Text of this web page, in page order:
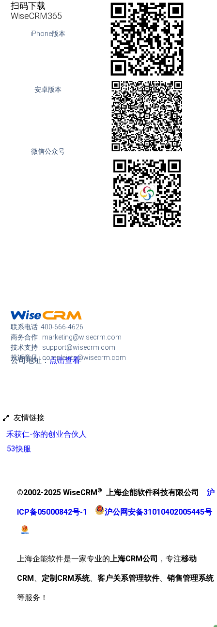
联系电话 :400-666-4626
商务合作 : marketing@wisecrm.com
技术支持 : support@wisecrm.com
投诉意见 : complaints@wisecrm.com
公司地址：点击查看
扫码下载
WiseCRM365
iPhone版本
安卓版本
微信公众号
友情链接
禾获仁-你的创业合伙人
53快服
©2002-2025 WiseCRM ® 上海企能软件科技有限公司 沪
ICP备05000842号-1 沪公网安备31010402005445号
上海企能软件是一家专业的上海CRM公司 ，专注移动
CRM 、 定制CRM系统、 客户关系管理软件、销售管理系统
等服务！